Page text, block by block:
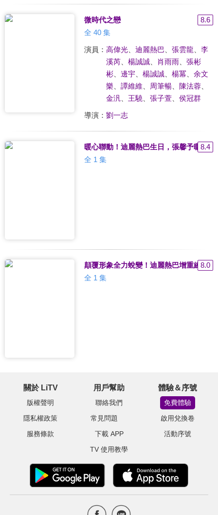
微時代之戀
8.6
全 40 集
演員： 高偉光、 迪麗熱巴 張雲龍
李
溪芮、 楊誠誠、 肖雨雨、 張彬
彬、 邊宇、 楊誠誠、 楊冪
余文
樂
譚維維、 周筆暢、 陳法蓉、
金汎
王驍 張子萱、 侯冠群
導演： 劉一志
暖心聯動！迪麗熱巴生日，張馨予曬合
8.4
全 1 集
顛覆形象全力蛻變！迪麗熱巴增重練肌
8.0
全 1 集
關於 LiTV
版權聲明
隱私權政策
服務條款
用戶幫助
聯絡我們
常見問題
下載 APP
TV 使用教學
體驗＆序號
免費體驗
啟用兌換卷
活動序號